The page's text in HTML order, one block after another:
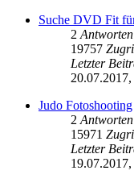
Suche DVD Fit
2 Antworten
19757
Letzter
Judo Fotoshooting
2 Antworten
15971
Letzter